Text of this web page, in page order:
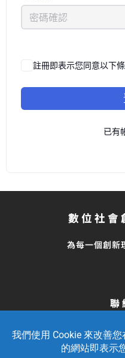
註冊即表示您同意以下
已有
數位社會
為每一個創新
聯